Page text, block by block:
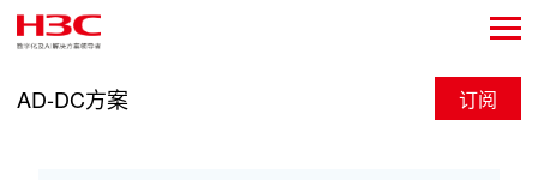
AD-DC方案 订阅